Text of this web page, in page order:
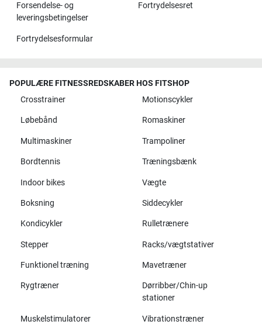
Forsendelse- og
leveringsbetingelser
Fortrydelsesret
Fortrydelsesformular
POPULÆRE FITNESSREDSKABER HOS FITSHOP
Crosstrainer
Motionscykler
Løbebånd Romaskiner
Multimaskiner Trampoliner
Bordtennis Træningsbænk
Indoor bikes Vægte
Boksning Siddecykler
Kondicykler Rulletrænere
Stepper Racks/vægtstativer
Funktionel træning Mavetræner
Rygtræner
Dørribber/Chin-up
stationer
Muskelstimulatorer Vibrationstræner